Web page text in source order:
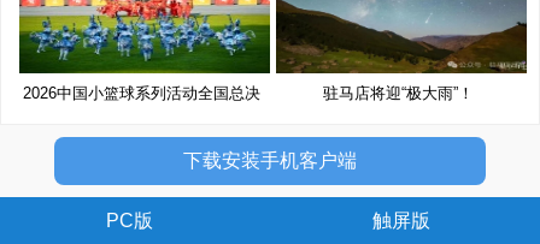
2026中国小篮球系列活动全国总决
驻马店将迎“极大雨”！
下载安装手机客户端
PC版 触屏版